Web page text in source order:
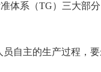
体系（TG）三大部
员自主的生产过程，